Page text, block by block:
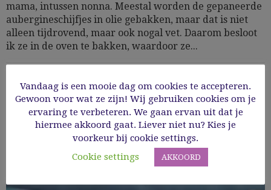
mama, intussen nonna. Meestal worden de gepaneerde
aubergineschijfjes in olie gebakken, maar dat is niet
alleen tijdrovend, maar ook nogal vet. Daarom besloot
ik ze in de oven te bakken, waardoor ze...
31/08/2022
Read More
Vandaag is een mooie dag om cookies te accepteren.
Gewoon voor wat ze zijn! Wij gebruiken cookies om je
ervaring te verbeteren. We gaan ervan uit dat je
hiermee akkoord gaat. Liever niet nu? Kies je
voorkeur bij cookie settings.
Cookie settings
AKKOORD